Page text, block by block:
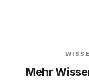
Mehr